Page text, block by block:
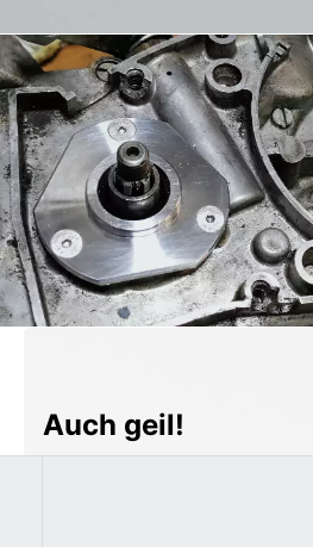
Produktgalerie überspringen
Auch geil!